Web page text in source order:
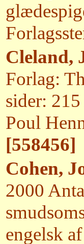
Cleland,
Forlag:
sider:
Poul
[558456]
Cohen,
2000
engelsk